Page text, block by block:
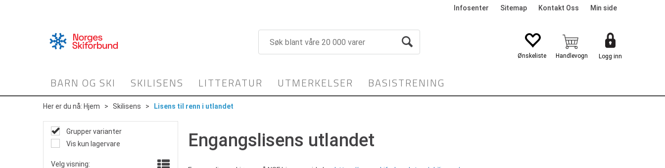
Infosenter Sitemap Kontakt Oss Min side
Logg inn
BARN OG SKI SKILISENS LITTERATUR UTMERKELSER BASISTRENING
Her er du nå: Hjem > Skilisens > Lisens til renn i utlandet
Grupper varianter
Vis kun lagervare
Velg visning:
Engangslisens utlandet